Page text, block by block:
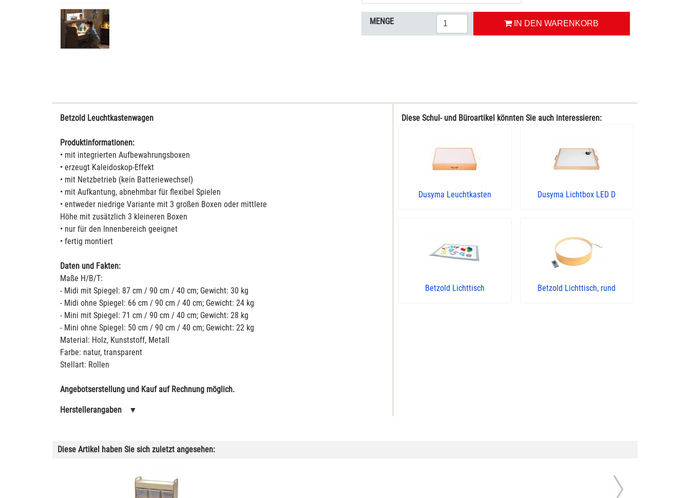
MENGE IN DEN WARENKORB
Betzold Leuchtkastenwagen
Produktinformationen:
• mit integrierten Aufbewahrungsboxen
• erzeugt Kaleidoskop-Effekt
• mit Netzbetrieb (kein Batteriewechsel)
• mit Aufkantung, abnehmbar für flexibel Spielen
• entweder niedrige Variante mit 3 großen Boxen oder mittlere
Höhe mit zusätzlich 3 kleineren Boxen
• nur für den Innenbereich geeignet
• fertig montiert
Daten und Fakten:
Maße H/B/T:
- Midi mit Spiegel: 87 cm / 90 cm / 40 cm; Gewicht: 30 kg
- Midi ohne Spiegel: 66 cm / 90 cm / 40 cm; Gewicht: 24 kg
- Mini mit Spiegel: 71 cm / 90 cm / 40 cm; Gewicht: 28 kg
- Mini ohne Spiegel: 50 cm / 90 cm / 40 cm; Gewicht: 22 kg
Material: Holz, Kunststoff, Metall
Farbe: natur, transparent
Stellart: Rollen
Angebotserstellung und Kauf auf Rechnung möglich.
Herstellerangaben ▼
Diese Schul- und Büroartikel könnten Sie auch interessieren:
Dusyma Leuchtkasten Dusyma Lichtbox LED D
Betzold Lichttisch Betzold Lichttisch, rund
Diese Artikel haben Sie sich zuletzt angesehen: